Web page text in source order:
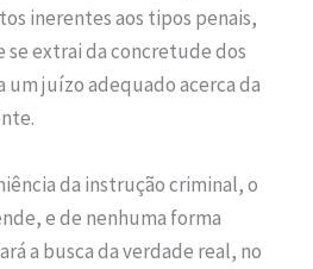
inerentes aos tipos penais,
extrai da concretude dos
um juízo adequado acerca da
da instrução criminal, o
e de nenhuma forma
a busca da verdade real, no